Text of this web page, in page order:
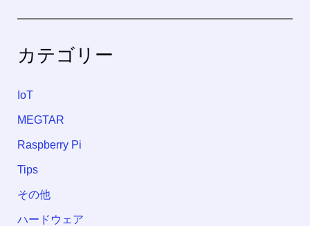
カテゴリー
IoT
MEGTAR
Raspberry Pi
Tips
その他
ハードウェア